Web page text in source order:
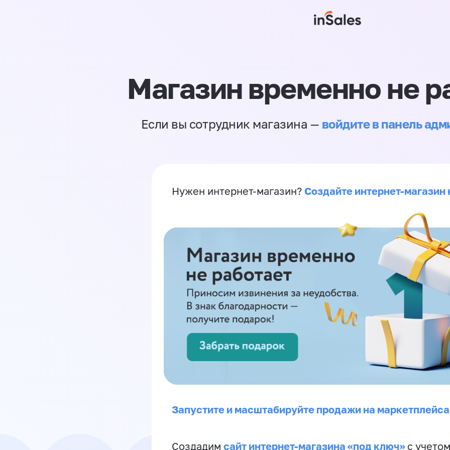
Магазин временно не
Если вы сотрудник магазина — войдите в панель
Нужен интернет-магазин? Создайте интернет-магазин
Запустите и масштабируйте продажи на
Создадим сайт интернет-магазина «под ключ» с учетом